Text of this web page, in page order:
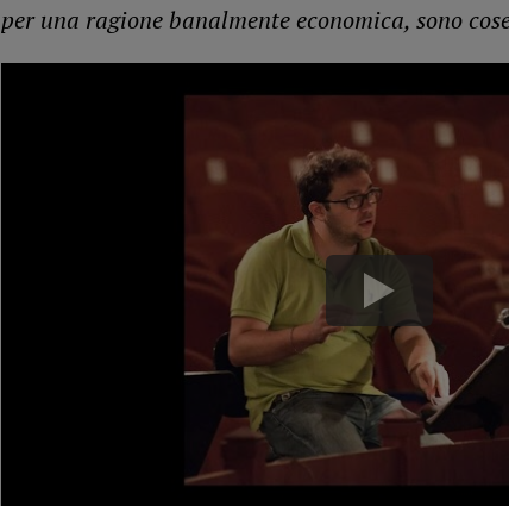
per una ragione banalmente economica, sono